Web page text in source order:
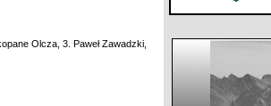
Olcza, 3. Paweł Zawadzki,